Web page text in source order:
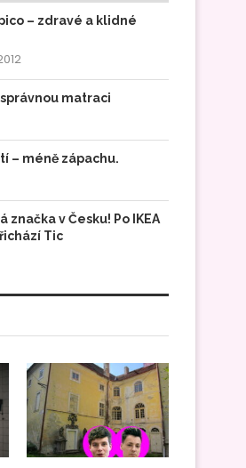
– zdravé a klidné
matraci
– méně zápachu.
značka v Česku! Po IKEA
Tic